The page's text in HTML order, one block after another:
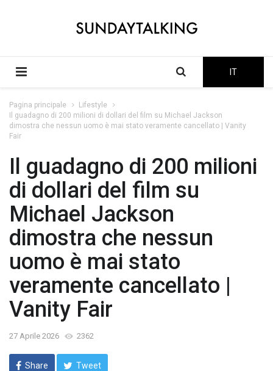
IT
Pagina principale
Lifestyle
Il guadagno di 200 milioni di dollari del film su Michael Jackson
dimostra che nessun uomo è mai stato veramente cancellato | Vanity
Fair
Il guadagno di 200 milioni
di dollari del film su
Michael Jackson
dimostra che nessun
uomo è mai stato
veramente cancellato |
Vanity Fair
27 Aprile 2026 2362
Share Tweet